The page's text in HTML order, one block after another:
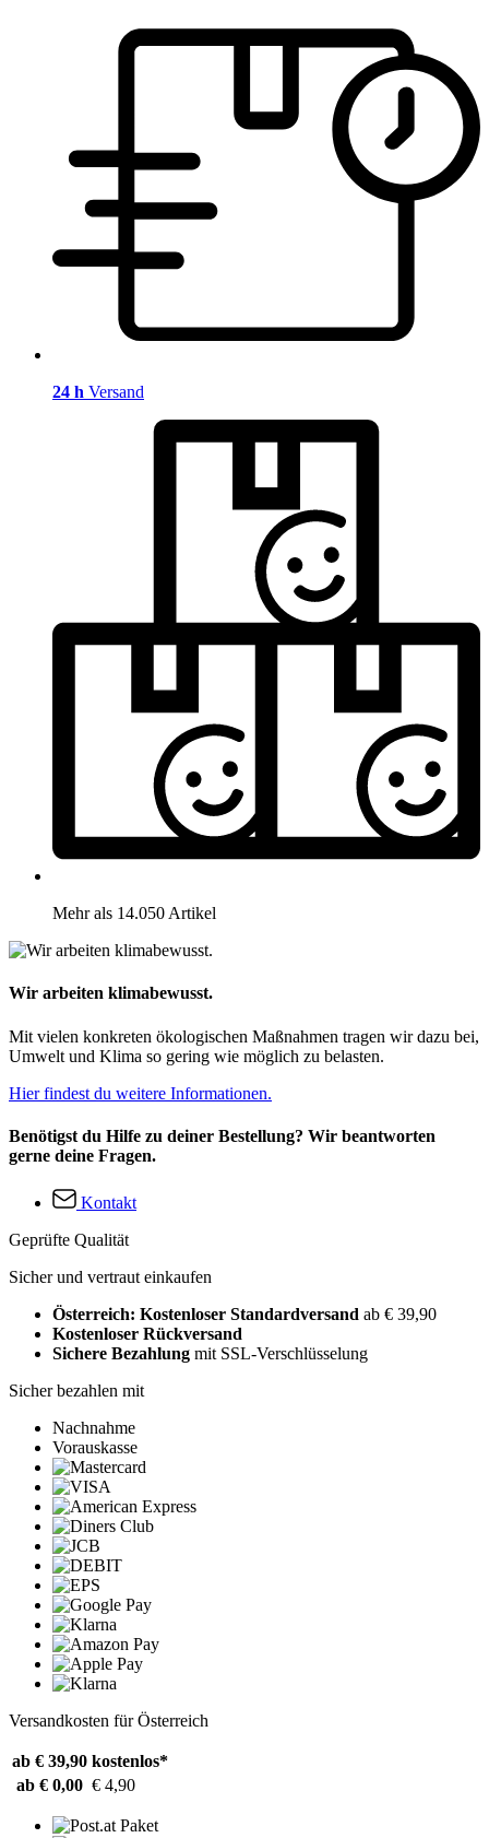
24 h Versand
Mehr als 14.050 Artikel
Wir arbeiten klimabewusst.
Mit vielen konkreten ökologischen Maßnahmen tragen wir dazu bei,
Umwelt und Klima so gering wie möglich zu belasten.
Hier findest du weitere Informationen.
Benötigst du Hilfe zu deiner Bestellung? Wir beantworten
gerne deine Fragen.
Kontakt
Geprüfte Qualität
Sicher und vertraut einkaufen
Österreich: Kostenloser Standardversand ab € 39,90
Kostenloser Rückversand
Sichere Bezahlung mit SSL-Verschlüsselung
Sicher bezahlen mit
Nachnahme
Vorauskasse
Versandkosten für Österreich
ab € 39,90 kostenlos*
ab € 0,00 € 4,90